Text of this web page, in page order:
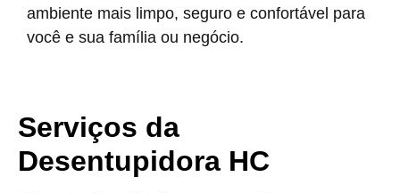
ambiente mais limpo, seguro e confortável para
você e sua família ou negócio.
Serviços da
Desentupidora HC